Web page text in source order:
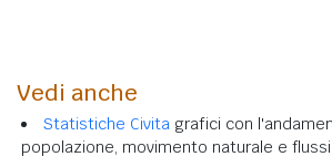
Vedi anche
Statistiche Civita grafici con
popolazione, movimento naturale e